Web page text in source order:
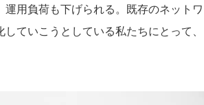
用負荷も下げられる。既存のネットワ
ていこうとしている私たちにとって、